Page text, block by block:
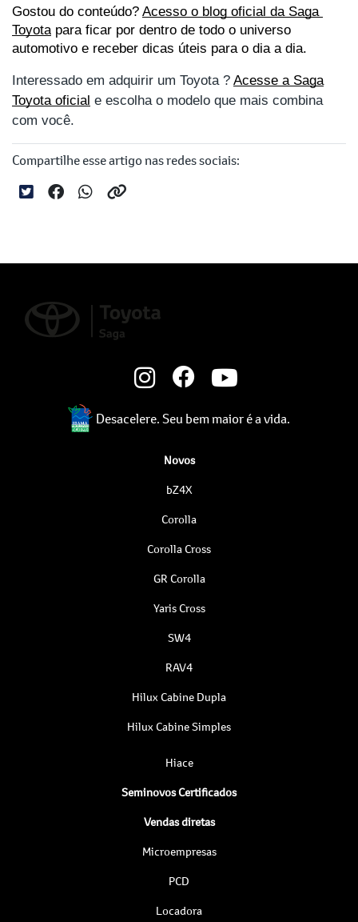
Gostou do conteúdo? Acesso o blog oficial da Saga
Toyota para ficar por dentro de todo o universo
automotivo e receber dicas úteis para o dia a dia.
Interessado em adquirir um Toyota ? Acesse a Saga
Toyota oficial e escolha o modelo que mais combina
com você.
Compartilhe esse artigo nas redes sociais:
Desacelere. Seu bem maior é a vida.
Novos
bZ4X
Corolla
Corolla Cross
GR Corolla
Yaris Cross
SW4
RAV4
Hilux Cabine Dupla
Hilux Cabine Simples
Hiace
Seminovos Certificados
Vendas diretas
Microempresas
PCD
Locadora